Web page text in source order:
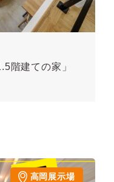
階建ての家」
高岡展示場